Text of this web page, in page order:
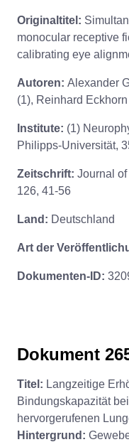
Originaltitel:
monocular receptive
calibrating eye
Autoren: Alexander
(1), Reinhard
Institute: (1)
Philipps-Universität,
Zeitschrift: Journal
126, 41-56
Land: Deutschland
Art der
Dokumenten-ID:
Dokument
Titel: Langzeitige
Bindungskapazität
hervorgerufenen
Hintergrund: